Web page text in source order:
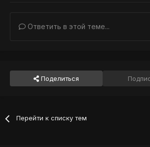
Ответить в этой теме...
Поделиться
Перейти к списку тем